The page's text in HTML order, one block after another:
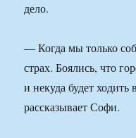
дело.
— Когда мы только
страх. Боялись, что
и некуда будет
рассказывает Софи.